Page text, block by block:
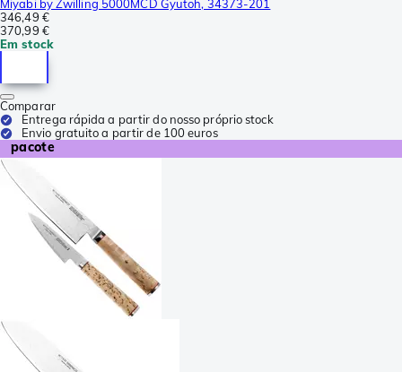
Miyabi by Zwilling 5000MCD Gyutoh, 34373-201
346,49 €
370,99 €
Em stock
Comparar
Entrega rápida a partir do nosso próprio stock
Envio gratuito a partir de 100 euros
pacote